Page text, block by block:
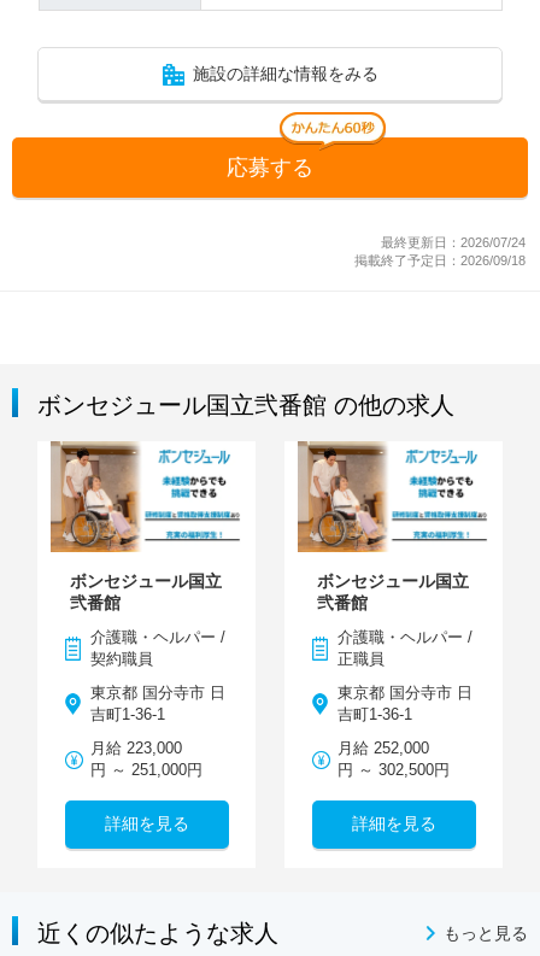
施設の詳細な情報をみる
応募する
最終更新日：2026/07/24
掲載終了予定日：2026/09/18
ボンセジュール国立弐番館 の他の求人
ボンセジュール国立
弐番館
介護職・ヘルパー /
契約職員
東京都 国分寺市 日
吉町1-36-1
月給 223,000
円 ～ 251,000円
詳細を見る
ボンセジュール国立
弐番館
介護職・ヘルパー /
正職員
東京都 国分寺市 日
吉町1-36-1
月給 252,000
円 ～ 302,500円
詳細を見る
近くの似たような求人 もっと見る